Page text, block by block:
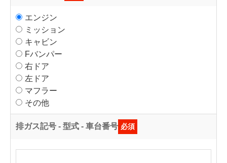
エンジン
ミッション
キャビン
Fバンパー
右ドア
左ドア
マフラー
その他
排ガス記号 - 型式 - 車台番号 必須